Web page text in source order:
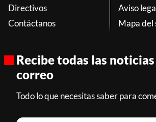
Directivos
Contáctanos
Aviso
Mapa del
Recibe todas las
correo
Todo lo que necesitas saber para